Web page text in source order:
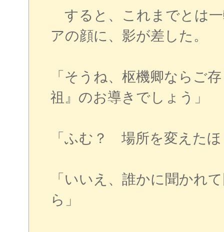
すると、これまでとは
アの顔に、影が差した。
「そうね、枢機卿ならご
祖』のお導きでしょう」
「ふむ？ 場所を変えた
「いいえ、誰かに聞かれ
ら」